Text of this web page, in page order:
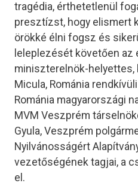
tragédia, érthetetlenül
presztízst, hogy elismert
örökké élni fogsz és
leleplezését követően
miniszterelnök-helyettes,
Micula, Románia
Románia magyarországi
MVM Veszprém
Gyula, Veszprém
Nyilvánosságért
vezetőségének tagjai, a
el.